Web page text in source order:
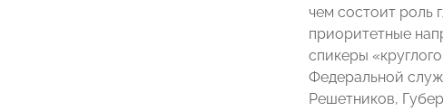
чем состоит роль
приоритетные
спикеры
Федеральной
Решетников,